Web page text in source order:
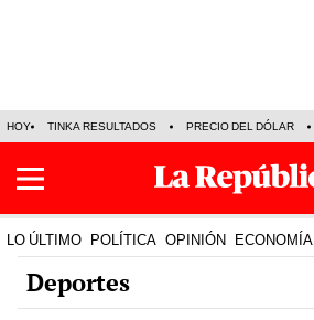
HOY TINKA RESULTADOS PRECIO DEL DÓLAR
LO ÚLTIMO POLÍTICA OPINIÓN ECONOMÍA
Deportes